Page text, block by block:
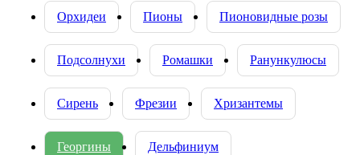
Орхидеи Пионы Пионовидные розы
Подсолнухи Ромашки Ранункулюсы
Сирень Фрезии Хризантемы
Георгины Дельфиниум